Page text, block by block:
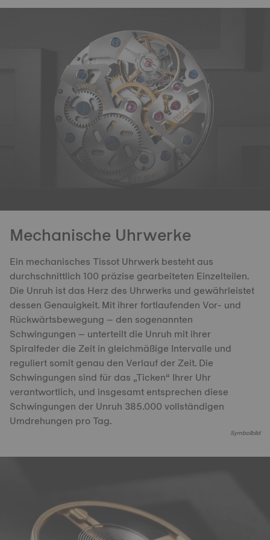
Mechanische Uhrwerke
Ein mechanisches Tissot Uhrwerk besteht aus
durchschnittlich 100 präzise gearbeiteten Einzelteilen.
Die Unruh ist das Herz des Uhrwerks und gewährleistet
dessen Genauigkeit. Mit ihrer fortlaufenden Vor- und
Rückwärtsbewegung – den sogenannten
Schwingungen – unterteilt die Unruh mit ihrer
Spiralfeder die Zeit in gleichmäßige Intervalle und
reguliert somit genau den Verlauf der Zeit. Die
Schwingungen sind für das „Ticken“ Ihrer Uhr
verantwortlich, und insgesamt entsprechen diese
Schwingungen der Unruh 385.000 vollständigen
Umdrehungen pro Tag.
Symbolbild